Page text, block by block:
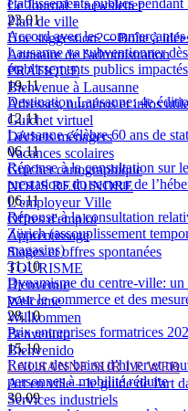
23.01
Accord avec les
Lausanne va subventionner
établissements publics
19.11
Destination Lausanne: 4e
12.11
Lausanne célèbre 60 ans de
06.11
Réponse à la consultation sur
prestations du secteur de
06.11
Réponse à la consultation
Zürich (assouplissement
magasins)
31.10
Dynamisme du centre-ville:
pour le commerce et des
28.10
Prix entreprises formatrices
15.10
Retour des bains d’hiver et
personnes à mobilité réduite
30.09
Le Journal + newsletter
Plan de ville
Une suggestion? – Boîte à
Annuaire de l'administration
PRATIQUE
Bienvenue à Lausanne
Adresses, numéros et infos
Guichet virtuel
Déchets ménagers
Vacances scolaires
Guichet cartographique
NOUS REJOINDRE
L'employeur Ville
Offres d'emploi
Apprentissage
Stages et offres spontanées
TOURISME
Bienvenue
Welcome
Willkommen
Benvenuto
Bienvenido
LAUSANNE SUR LE WEB
Art en ville – le guide de l'art
Services industriels